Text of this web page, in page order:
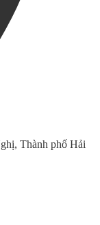
Thành phố Hải